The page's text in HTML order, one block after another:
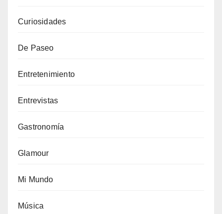
Curiosidades
De Paseo
Entretenimiento
Entrevistas
Gastronomía
Glamour
Mi Mundo
Música